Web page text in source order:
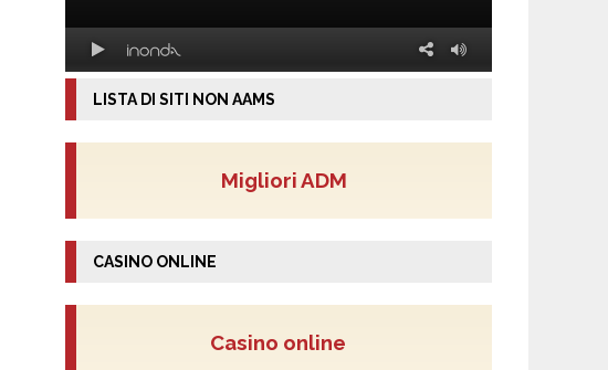
LISTA DI SITI NON AAMS
Migliori ADM
CASINO ONLINE
Casino online